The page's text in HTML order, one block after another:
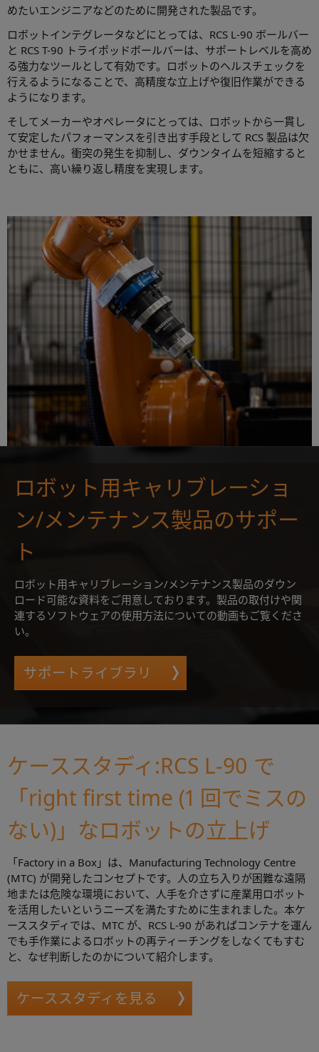
めたいエンジニアなどのために開発された製品です。
ロボットインテグレータなどにとっては、RCS L-90 ボールバー
と RCS T-90 トライポッドボールバーは、サポートレベルを高め
る強力なツールとして有効です。ロボットのヘルスチェックを
行えるようになることで、高精度な立上げや復旧作業ができる
ようになります。
そしてメーカーやオペレータにとっては、ロボットから一貫し
て安定したパフォーマンスを引き出す手段として RCS 製品は欠
かせません。衝突の発生を抑制し、ダウンタイムを短縮すると
ともに、高い繰り返し精度を実現します。
ロボット用キャリブレーショ
ン/メンテナンス製品のサポー
ト
ロボット用キャリブレーション/メンテナンス製品のダウン
ロード可能な資料をご用意しております。製品の取付けや関
連するソフトウェアの使用方法についての動画もご覧くださ
い。
サポートライブラリ
ケーススタディ:RCS L-90 で
「right first time (1 回でミスの
ない)」なロボットの立上げ
「Factory in a Box」は、Manufacturing Technology Centre
(MTC) が開発したコンセプトです。人の立ち入りが困難な遠隔
地または危険な環境において、人手を介さずに産業用ロボット
を活用したいというニーズを満たすために生まれました。本ケ
ーススタディでは、MTC が、RCS L‑90 があればコンテナを運ん
でも手作業によるロボットの再ティーチングをしなくてもすむ
と、なぜ判断したのかについて紹介します。
ケーススタディを見る